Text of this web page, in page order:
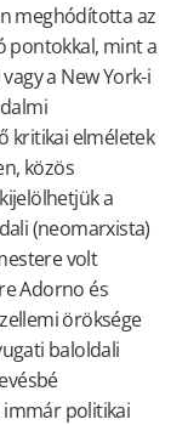
meghódította az
pontokkal, mint a
vagy a New York-i
kritikai elméletek
közös
a
(neomarxista)
volt
Adorno és
öröksége
baloldali
immár politikai